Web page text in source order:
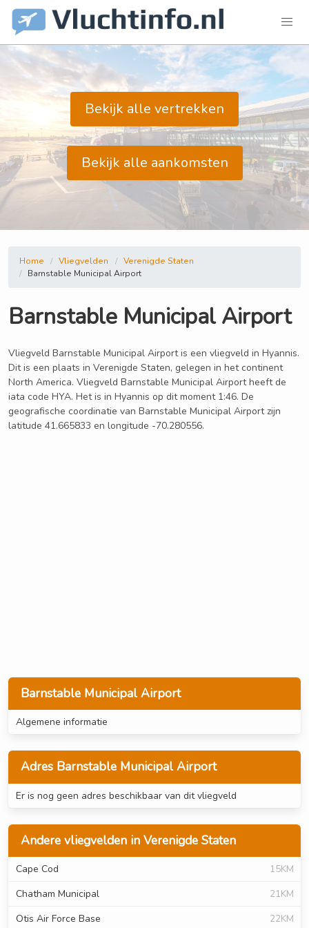
Bekijk alle vertrekken
Bekijk alle aankomsten
Barnstable Municipal Airport
Algemene informatie
Adres Barnstable Municipal Airport
Er is nog geen adres beschikbaar van dit vliegveld
Andere vliegvelden in Verenigde Staten
Cape Cod
15KM
Chatham Municipal
21KM
Otis Air Force Base
22KM
Home Vliegvelden
Verenigde Staten
Barnstable Municipal Airport
Barnstable Municipal Airport
Vliegveld Barnstable Municipal Airport is een vliegveld in Hyannis.
Dit is een plaats in Verenigde Staten, gelegen in het continent
North America. Vliegveld Barnstable Municipal Airport heeft de
iata code HYA. Het is in Hyannis op dit moment 1:46. De
geografische coordinatie van Barnstable Municipal Airport zijn
latitude 41.665833 en longitude -70.280556.